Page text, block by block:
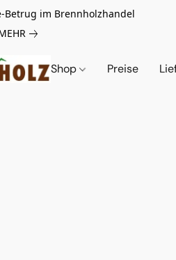
Betrug im Brennholzhandel
Shop Preise